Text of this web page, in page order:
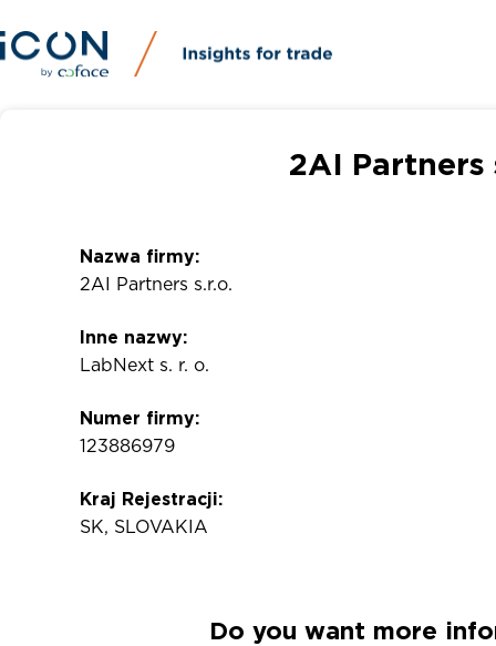
2AI Partners
Nazwa firmy:
2AI Partners s.r.o.
Inne nazwy:
LabNext s. r. o.
Numer firmy:
123886979
Kraj Rejestracji:
SK, SLOVAKIA
Do you want more